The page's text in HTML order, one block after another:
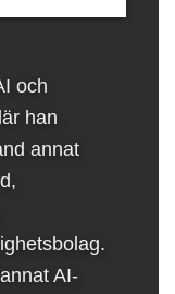
och
han
annat
AI-